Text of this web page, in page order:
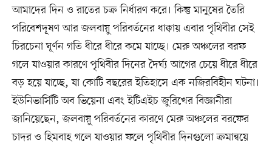
আমাদের দিন ও রাতের চক্র নির্ধারণ করে। কিন্তু মানুষের তৈরি
পরিবেশদূষণ আর জলবায়ু পরিবর্তনের ধাক্কায় এবার পৃথিবীর সেই
চিরচেনা ঘূর্ণন গতি ধীরে ধীরে কমে যাচ্ছে। মেরু অঞ্চলের বরফ
গলে যাওয়ার কারণে পৃথিবীর দিনের দৈর্ঘ্য আগের চেয়ে ধীরে ধীরে
বড় হয়ে যাচ্ছে, যা কোটি বছরের ইতিহাসে এক নজিরবিহীন ঘটনা।
ইউনিভার্সিটি অব ভিয়েনা এবং ইটিএইচ জুরিখের বিজ্ঞানীরা
জানিয়েছেন, জলবায়ু পরিবর্তনের কারণে মেরু অঞ্চলের বরফের
চাদর ও হিমবাহ গলে যাওয়ার ফলে পৃথিবীর দিনগুলো ক্রমান্বয়ে